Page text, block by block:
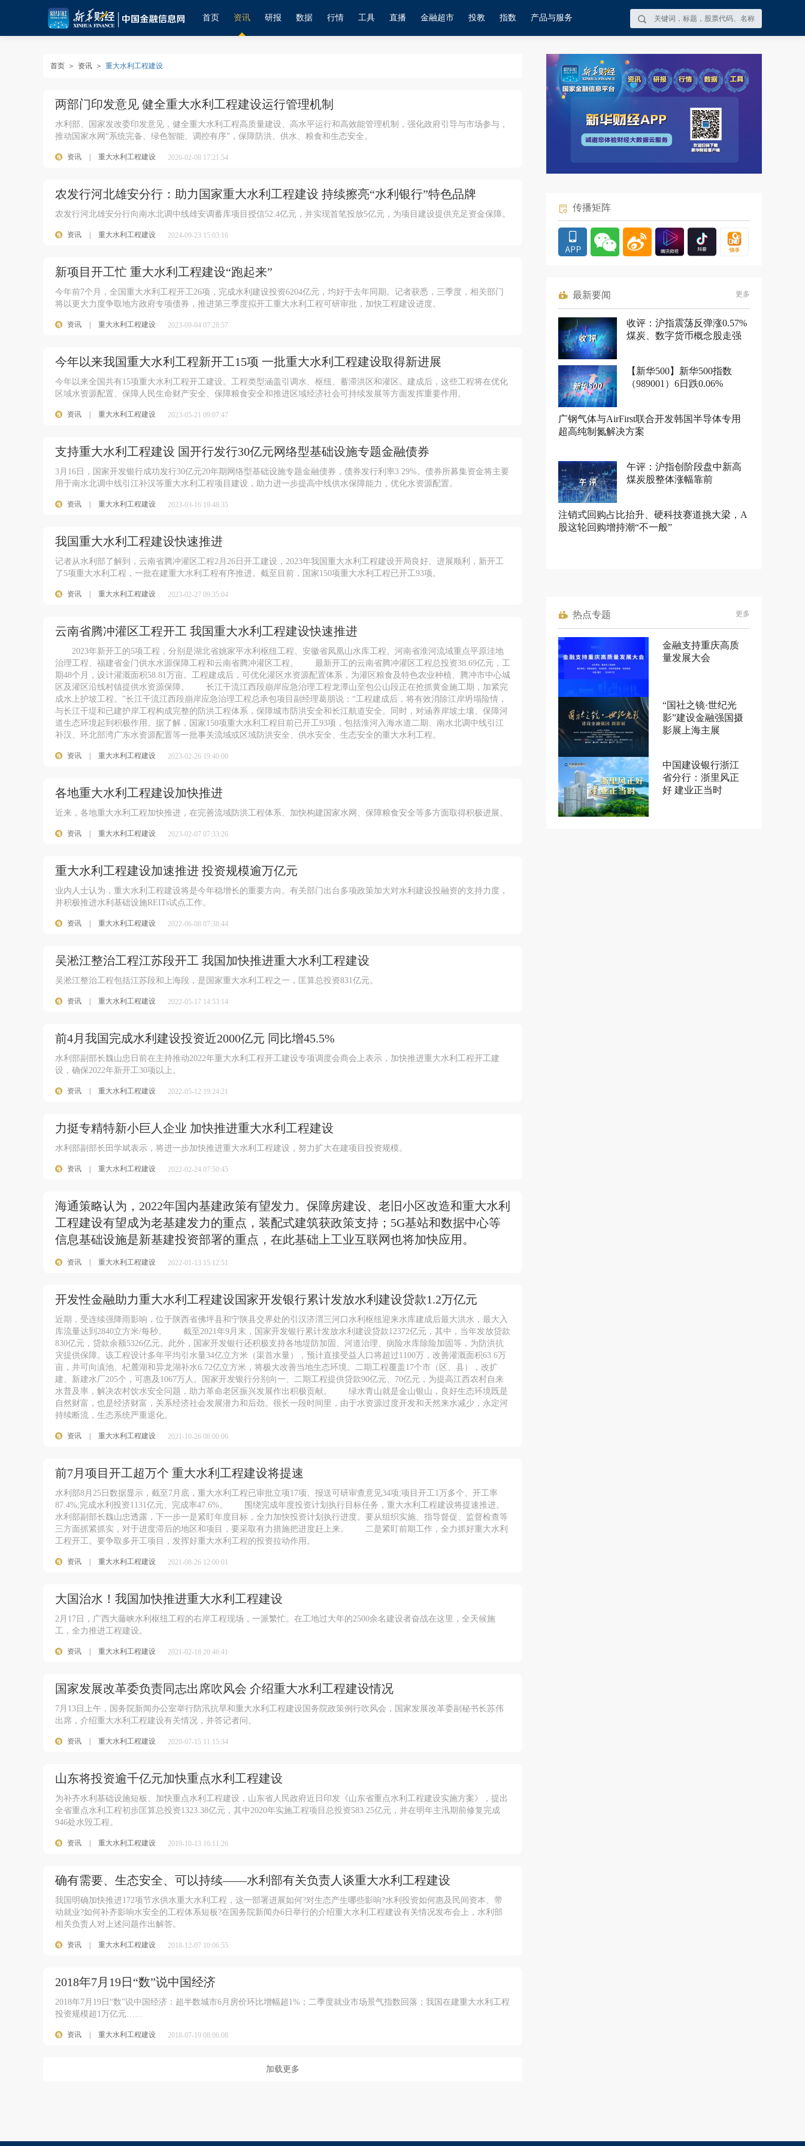
首页 资讯 研报 数据 行情 工具 直播 金融超市 投教 指数 产品与服务
首页 ＞ 资讯 ＞ 重大水利工程建设
两部门印发意见 健全重大水利工程建设运行管理机制
水利部、国家发改委印发意见，健全重大水利工程高质量建设、高水平运行和高效能管理机制，强化政府引导与市场参与，
推动国家水网“系统完备、绿色智能、调控有序”，保障防洪、供水、粮食和生态安全。
资讯 重大水利工程建设 2026-02-08 17:21:54
农发行河北雄安分行：助力国家重大水利工程建设 持续擦亮“水利银行”特色品牌
农发行河北雄安分行向南水北调中线雄安调蓄库项目授信52.4亿元，并实现首笔投放5亿元，为项目建设提供充足资金保障。
资讯 重大水利工程建设 2024-09-23 15:03:16
新项目开工忙 重大水利工程建设“跑起来”
今年前7个月，全国重大水利工程开工26项，完成水利建设投资6204亿元，均好于去年同期。记者获悉，三季度，相关部门
将以更大力度争取地方政府专项债券，推进第三季度拟开工重大水利工程可研审批，加快工程建设进度。
资讯 重大水利工程建设 2023-09-04 07:28:57
今年以来我国重大水利工程新开工15项 一批重大水利工程建设取得新进展
今年以来全国共有15项重大水利工程开工建设。工程类型涵盖引调水、枢纽、蓄滞洪区和灌区。建成后，这些工程将在优化
区域水资源配置、保障人民生命财产安全、保障粮食安全和推进区域经济社会可持续发展等方面发挥重要作用。
资讯 重大水利工程建设 2023-05-21 09:07:47
支持重大水利工程建设 国开行发行30亿元网络型基础设施专题金融债券
3月16日，国家开发银行成功发行30亿元20年期网络型基础设施专题金融债券，债券发行利率3.29%。债券所募集资金将主要
用于南水北调中线引江补汉等重大水利工程项目建设，助力进一步提高中线供水保障能力，优化水资源配置。
资讯 重大水利工程建设 2023-03-16 19:48:35
我国重大水利工程建设快速推进
记者从水利部了解到，云南省腾冲灌区工程2月26日开工建设，2023年我国重大水利工程建设开局良好、进展顺利，新开工
了5项重大水利工程，一批在建重大水利工程有序推进。截至目前，国家150项重大水利工程已开工93项。
资讯 重大水利工程建设 2023-02-27 09:35:04
云南省腾冲灌区工程开工 我国重大水利工程建设快速推进
2023年新开工的5项工程，分别是湖北省姚家平水利枢纽工程、安徽省凤凰山水库工程、河南省淮河流域重点平原洼地
治理工程、福建省金门供水水源保障工程和云南省腾冲灌区工程。 最新开工的云南省腾冲灌区工程总投资38.69亿元，工
期48个月，设计灌溉面积58.81万亩。工程建成后，可优化灌区水资源配置体系，为灌区粮食及特色农业种植、腾冲市中心城
区及灌区沿线村镇提供水资源保障。 长江干流江西段崩岸应急治理工程龙潭山至包公山段正在抢抓黄金施工期，加紧完
成水上护坡工程。”长江干流江西段崩岸应急治理工程总承包项目副经理葛朋说：“工程建成后，将有效消除江岸坍塌险情，
与长江干堤和已建护岸工程构成完整的防洪工程体系，保障城市防洪安全和长江航道安全。同时，对涵养岸坡土壤、保障河
道生态环境起到积极作用。据了解，国家150项重大水利工程目前已开工93项，包括淮河入海水道二期、南水北调中线引江
补汉、环北部湾广东水资源配置等一批事关流域或区域防洪安全、供水安全、生态安全的重大水利工程。
资讯 重大水利工程建设 2023-02-26 19:40:00
各地重大水利工程建设加快推进
近来，各地重大水利工程加快推进，在完善流域防洪工程体系、加快构建国家水网、保障粮食安全等多方面取得积极进展。
资讯 重大水利工程建设 2023-02-07 07:33:26
重大水利工程建设加速推进 投资规模逾万亿元
业内人士认为，重大水利工程建设将是今年稳增长的重要方向。有关部门出台多项政策加大对水利建设投融资的支持力度，
并积极推进水利基础设施REITs试点工作。
资讯 重大水利工程建设 2022-06-08 07:38:44
吴淞江整治工程江苏段开工 我国加快推进重大水利工程建设
吴淞江整治工程包括江苏段和上海段，是国家重大水利工程之一，匡算总投资831亿元。
资讯 重大水利工程建设 2022-05-17 14:53:14
前4月我国完成水利建设投资近2000亿元 同比增45.5%
水利部副部长魏山忠日前在主持推动2022年重大水利工程开工建设专项调度会商会上表示，加快推进重大水利工程开工建
设，确保2022年新开工30项以上。
资讯 重大水利工程建设 2022-05-12 19:24:21
力挺专精特新小巨人企业 加快推进重大水利工程建设
水利部副部长田学斌表示，将进一步加快推进重大水利工程建设，努力扩大在建项目投资规模。
资讯 重大水利工程建设 2022-02-24 07:50:45
海通策略认为，2022年国内基建政策有望发力。保障房建设、老旧小区改造和重大水利
工程建设有望成为老基建发力的重点，装配式建筑获政策支持；5G基站和数据中心等
信息基础设施是新基建投资部署的重点，在此基础上工业互联网也将加快应用。
资讯 重大水利工程建设 2022-01-13 15:12:51
开发性金融助力重大水利工程建设国家开发银行累计发放水利建设贷款1.2万亿元
近期，受连续强降雨影响，位于陕西省佛坪县和宁陕县交界处的引汉济渭三河口水利枢纽迎来水库建成后最大洪水，最大入
库流量达到2840立方米/每秒。 截至2021年9月末，国家开发银行累计发放水利建设贷款12372亿元，其中，当年发放贷款
830亿元，贷款余额5326亿元。此外，国家开发银行还积极支持各地堤防加固、河道治理、病险水库除险加固等，为防洪抗
灾提供保障。该工程设计多年平均引水量34亿立方米（渠首水量），预计直接受益人口将超过1100万，改善灌溉面积63.6万
亩，并可向滇池、杞麓湖和异龙湖补水6.72亿立方米，将极大改善当地生态环境。二期工程覆盖17个市（区、县），改扩
建、新建水厂205个，可惠及1067万人。国家开发银行分别向一、二期工程提供贷款90亿元、70亿元，为提高江西农村自来
水普及率，解决农村饮水安全问题，助力革命老区振兴发展作出积极贡献。 绿水青山就是金山银山，良好生态环境既是
自然财富，也是经济财富，关系经济社会发展潜力和后劲。很长一段时间里，由于水资源过度开发和天然来水减少，永定河
持续断流，生态系统严重退化。
资讯 重大水利工程建设 2021-10-26 08:00:06
前7月项目开工超万个 重大水利工程建设将提速
水利部8月25日数据显示，截至7月底，重大水利工程已审批立项17项、报送可研审查意见34项;项目开工1万多个、开工率
87.4%;完成水利投资1131亿元、完成率47.6%。 围绕完成年度投资计划执行目标任务，重大水利工程建设将提速推进。
水利部副部长魏山忠透露，下一步一是紧盯年度目标，全力加快投资计划执行进度。要从组织实施、指导督促、监督检查等
三方面抓紧抓实，对于进度滞后的地区和项目，要采取有力措施把进度赶上来。 二是紧盯前期工作，全力抓好重大水利
工程开工。要争取多开工项目，发挥好重大水利工程的投资拉动作用。
资讯 重大水利工程建设 2021-08-26 12:00:01
大国治水！我国加快推进重大水利工程建设
2月17日，广西大藤峡水利枢纽工程的右岸工程现场，一派繁忙。在工地过大年的2500余名建设者奋战在这里，全天候施
工，全力推进工程建设。
资讯 重大水利工程建设 2021-02-18 20:46:41
国家发展改革委负责同志出席吹风会 介绍重大水利工程建设情况
7月13日上午，国务院新闻办公室举行防汛抗旱和重大水利工程建设国务院政策例行吹风会，国家发展改革委副秘书长苏伟
出席，介绍重大水利工程建设有关情况，并答记者问。
资讯 重大水利工程建设 2020-07-15 11:15:34
山东将投资逾千亿元加快重点水利工程建设
为补齐水利基础设施短板、加快重点水利工程建设，山东省人民政府近日印发《山东省重点水利工程建设实施方案》，提出
全省重点水利工程初步匡算总投资1323.38亿元，其中2020年实施工程项目总投资583.25亿元，并在明年主汛期前修复完成
946处水毁工程。
资讯 重大水利工程建设 2019-10-13 16:11:26
确有需要、生态安全、可以持续——水利部有关负责人谈重大水利工程建设
我国明确加快推进172项节水供水重大水利工程，这一部署进展如何?对生态产生哪些影响?水利投资如何惠及民间资本、带
动就业?如何补齐影响水安全的工程体系短板?在国务院新闻办6日举行的介绍重大水利工程建设有关情况发布会上，水利部
相关负责人对上述问题作出解答。
资讯 重大水利工程建设 2018-12-07 10:06:55
2018年7月19日“数”说中国经济
2018年7月19日“数”说中国经济：超半数城市6月房价环比增幅超1%；二季度就业市场景气指数回落；我国在建重大水利工程
投资规模超1万亿元……
资讯 重大水利工程建设 2018-07-19 08:06:08
加载更多
传播矩阵
最新要闻 更多
收评：沪指震荡反弹涨0.57%
煤炭、数字货币概念股走强
【新华500】新华500指数
（989001）6日跌0.06%
广钢气体与AirFirst联合开发韩国半导体专用
超高纯制氮解决方案
午评：沪指创阶段盘中新高
煤炭股整体涨幅靠前
注销式回购占比抬升、硬科技赛道挑大梁，A
股这轮回购增持潮“不一般”
热点专题 更多
金融支持重庆高质
量发展大会
“国社之镜·世纪光
影”建设金融强国摄
影展上海主展
中国建设银行浙江
省分行：浙里风正
好 建业正当时